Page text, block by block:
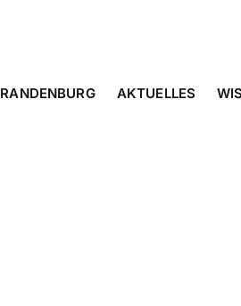
AKTUELLES